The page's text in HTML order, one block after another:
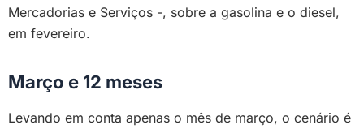
Mercadorias e Serviços -, sobre a gasolina e o diesel,
em fevereiro.
Março e 12 meses
Levando em conta apenas o mês de março, o cenário é